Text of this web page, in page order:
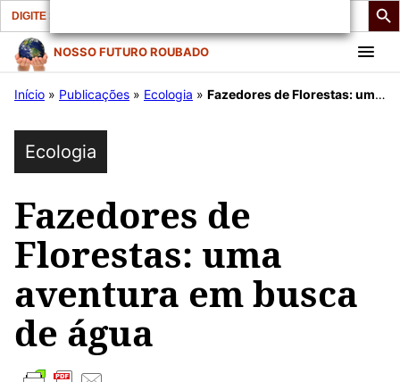
Search
for:
Pular
para
conteúdo
NOSSO FUTURO ROUBADO
Início » Publicações » Ecologia » Fazedores de Florestas: uma aventura em busca de água
Ecologia
Fazedores de
Florestas: uma
aventura em busca
de água